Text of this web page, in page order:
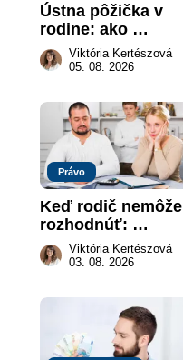
Ústna pôžička v
rodine: ako
vymôcť peniaze,
keď na papieri nie
Viktória Kertészová
05. 08. 2026
Právo
Keď rodič nemôže
rozhodnúť:
nahradenie prejavu
vôle súdom v
Viktória Kertészová
03. 08. 2026